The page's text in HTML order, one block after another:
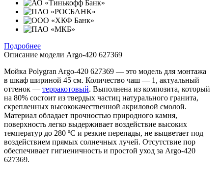
Подробнее
Описание модели Argo-420 627369
Мойка Polygran Argo-420 627369 — это модель для монтажа
в шкаф шириной 45 см. Количество чаш — 1, актуальный
оттенок — терракотовый. Выполнена из композита, который
на 80% состоит из твердых частиц натурального гранита,
скрепленных высококачественной акриловой смолой.
Материал обладает прочностью природного камня,
поверхность легко выдерживает воздействие высоких
температур до 280 ºС и резкие перепады, не выцветает под
воздействием прямых солнечных лучей. Отсутствие пор
обеспечивает гигиеничность и простой уход за Argo-420
627369.